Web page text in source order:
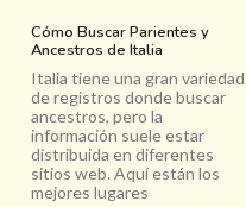
Cómo Buscar Parientes y
Ancestros de Italia
Italia tiene una gran variedad
de registros donde buscar
ancestros, pero la
información suele estar
distribuida en diferentes
sitios web. Aquí están los
mejores lugares